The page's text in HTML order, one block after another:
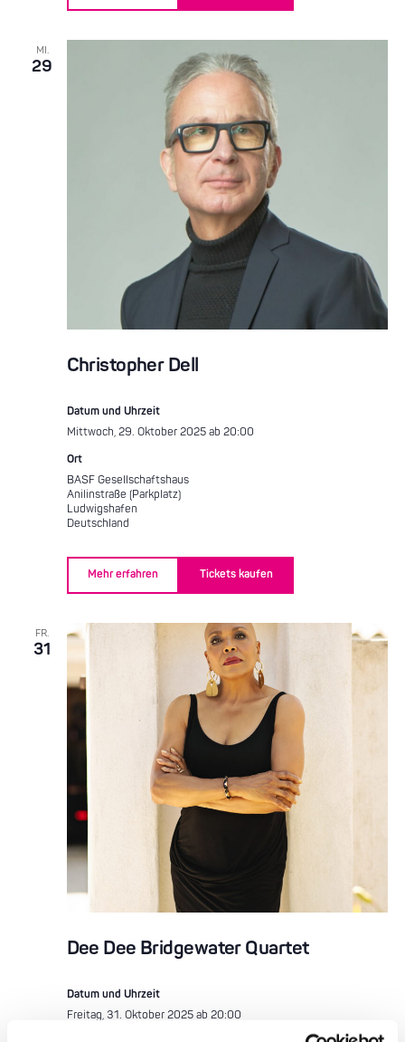
MI.
29
Christopher Dell
Datum und Uhrzeit
Mittwoch, 29. Oktober 2025 ab 20:00
Ort
BASF Gesellschaftshaus
Anilinstraße (Parkplatz)
Ludwigshafen
Deutschland
Mehr erfahren Tickets kaufen
FR.
31
Dee Dee Bridgewater Quartet
Datum und Uhrzeit
Freitag, 31. Oktober 2025 ab 20:00